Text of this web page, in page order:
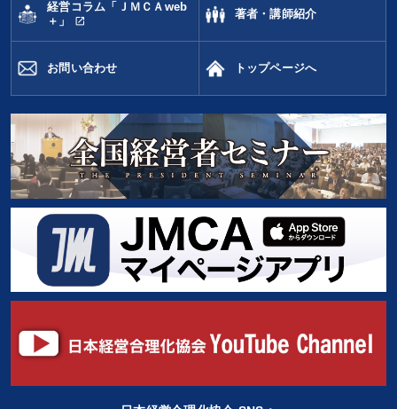
経営コラム「ＪＭＣＡweb
＋」
open_in_new
著者・講師紹介
お問い合わせ トップページへ